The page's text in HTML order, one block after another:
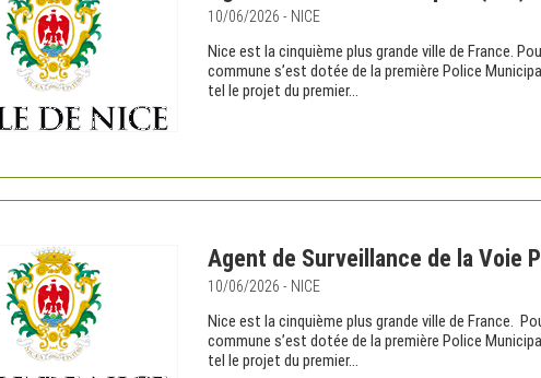
10/06/2026 - NICE
Nice est la cinquième plus grande ville de France.
commune s’est dotée de la première Police
tel le projet du premier...
Agent de Surveillance de la Voie
10/06/2026 - NICE
Nice est la cinquième plus grande ville de France.
commune s’est dotée de la première Police
tel le projet du premier...